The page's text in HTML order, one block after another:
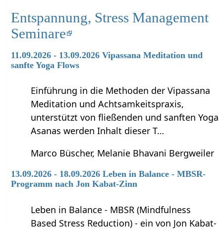
Entspannung, Stress Management
Seminare
11.09.2026 - 13.09.2026 Vipassana Meditation und
sanfte Yoga Flows
Einführung in die Methoden der Vipassana
Meditation und Achtsamkeitspraxis,
unterstützt von fließenden und sanften Yoga
Asanas werden Inhalt dieser T…
Marco Büscher, Melanie Bhavani Bergweiler
13.09.2026 - 18.09.2026 Leben in Balance - MBSR-
Programm nach Jon Kabat-Zinn
Leben in Balance - MBSR (Mindfulness
Based Stress Reduction) - ein von Jon Kabat-